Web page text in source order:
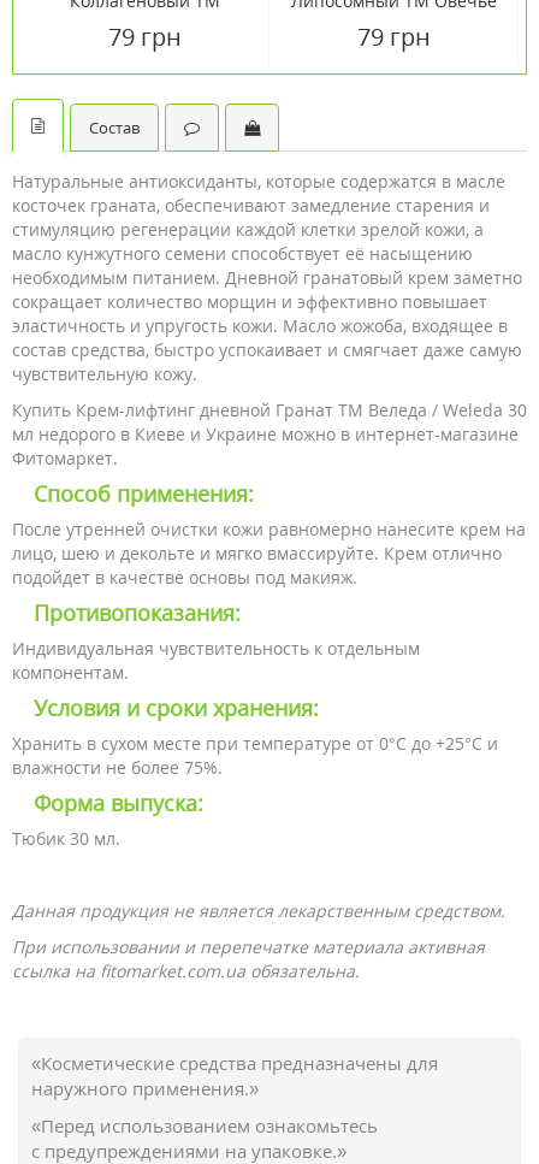
79 грн 79 грн
Состав
Натуральные антиоксиданты, которые содержатся в масле
косточек граната, обеспечивают замедление старения и
стимуляцию регенерации каждой клетки зрелой кожи, а
масло кунжутного семени способствует её насыщению
необходимым питанием. Дневной гранатовый крем заметно
сокращает количество морщин и эффективно повышает
эластичность и упругость кожи. Масло жожоба, входящее в
состав средства, быстро успокаивает и смягчает даже самую
чувствительную кожу.
Купить Крем-лифтинг дневной Гранат ТМ Веледа / Weleda 30
мл недорого в Киеве и Украине можно в интернет-магазине
Фитомаркет.
Способ применения:
После утренней очистки кожи равномерно нанесите крем на
лицо, шею и декольте и мягко вмассируйте. Крем отлично
подойдет в качестве основы под макияж.
Противопоказания:
Индивидуальная чувствительность к отдельным
компонентам.
Условия и сроки хранения:
Хранить в сухом месте при температуре от 0°С до +25°С и
влажности не более 75%.
Форма выпуска:
Тюбик 30 мл.
Данная продукция не является лекарственным средством.
При использовании и перепечатке материала активная
ссылка на fitomarket.com.ua обязательна.
«Косметические средства предназначены для
наружного применения.»
«Перед использованием ознакомьтесь
с предупреждениями на упаковке.»